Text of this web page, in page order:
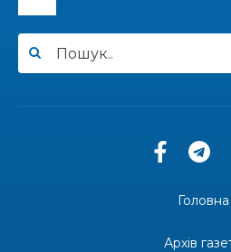
13:33
30 лип
«Дві музи» у Рівному:
Головна
Архів